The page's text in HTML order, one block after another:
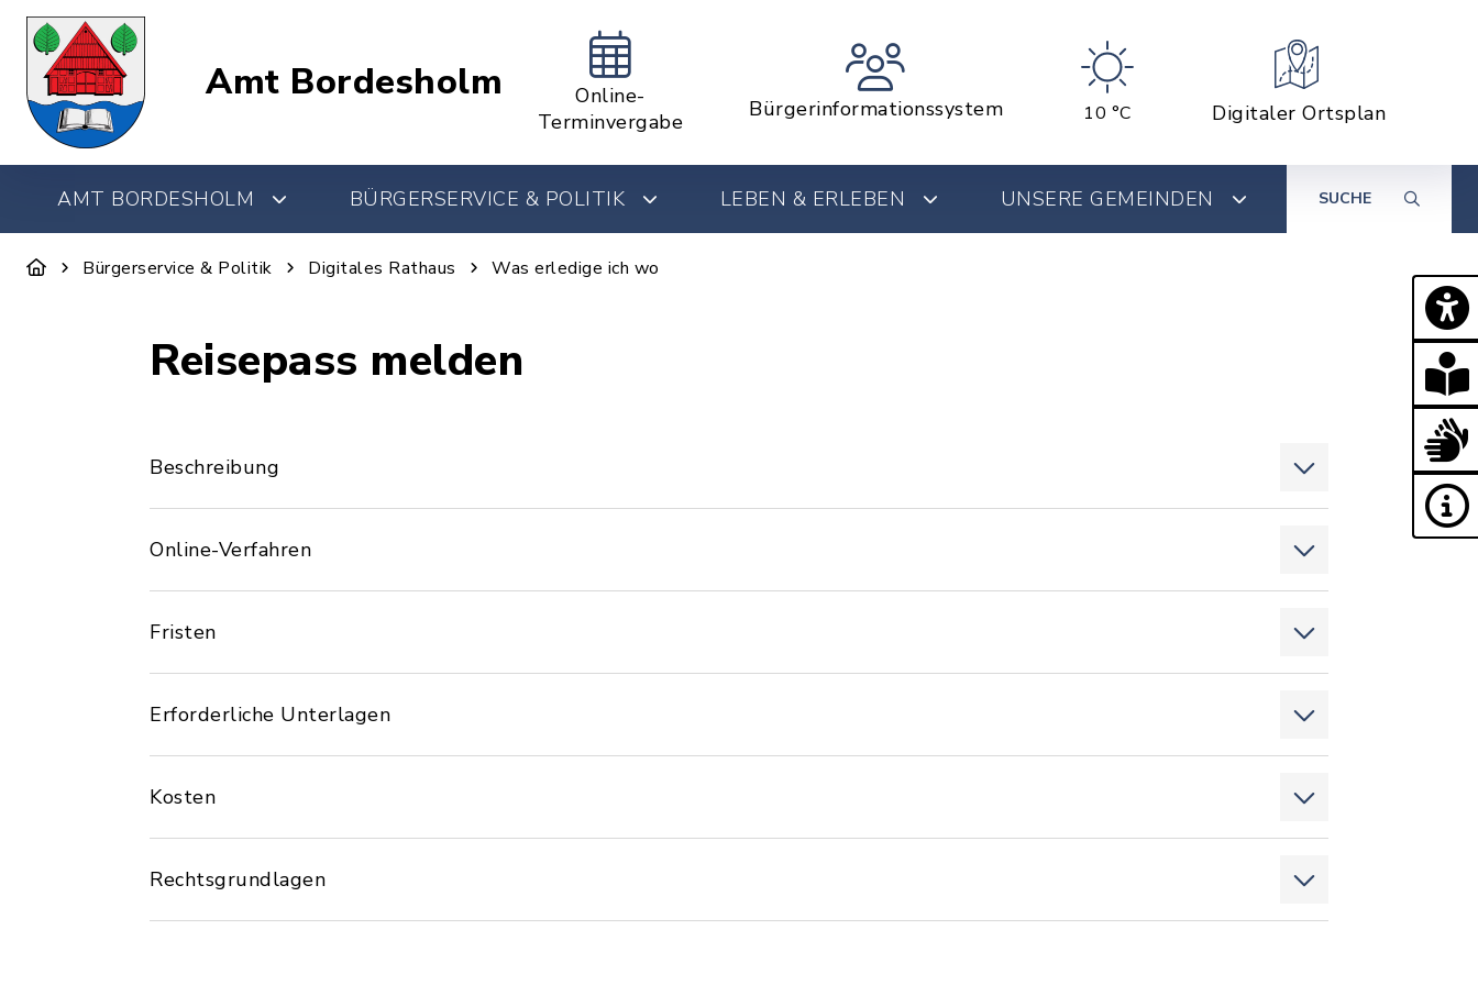
Amt Bordesholm
Online-
Terminvergabe
Bürgerinformationssystem 10 °C Digitaler Ortsplan
AMT BORDESHOLM BÜRGERSERVICE & POLITIK LEBEN & ERLEBEN UNSERE GEMEINDEN SUCHE
Bürgerservice & Politik Digitales Rathaus Was erledige ich wo
Reisepass melden
Beschreibung
Online-Verfahren
Fristen
Erforderliche Unterlagen
Kosten
Rechtsgrundlagen